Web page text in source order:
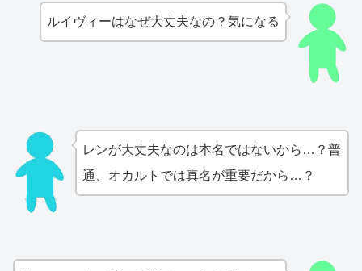
ルイヴィーはなぜ大丈夫なの？気になる
レンが大丈夫なのは本名ではないから…？普
通、オカルトでは真名が重要だから…？